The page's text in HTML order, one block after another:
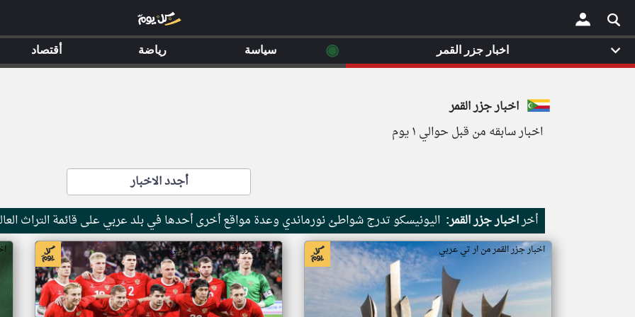
×
اخبار جزر القمر
اخبار سابقه من قبل حوالي ١ يوم
أجدد الاخبار
أخراخبار جزر القمر: اليونيسكو تدرج شواطئ نورماندي وعدة مواقع أخرى أحدها في بلد عربي على قائمة التراث
اخبار جزر القمر من ار تي عربي اخبار جزر القمر من ار تي عربي
اخبار جزر القمر ◉ سياسة رياضة أقتصاد